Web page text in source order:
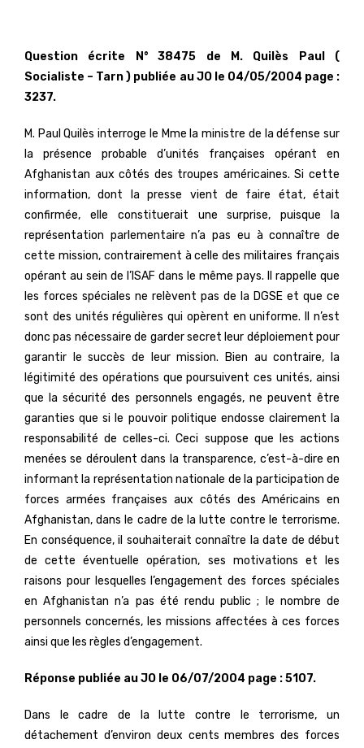
Question écrite N° 38475 de M. Quilès Paul (
Socialiste – Tarn ) publiée au JO le 04/05/2004 page :
3237.
M. Paul Quilès interroge le Mme la ministre de la défense sur
la présence probable d’unités françaises opérant en
Afghanistan aux côtés des troupes américaines. Si cette
information, dont la presse vient de faire état, était
confirmée, elle constituerait une surprise, puisque la
représentation parlementaire n’a pas eu à connaître de
cette mission, contrairement à celle des militaires français
opérant au sein de l’ISAF dans le même pays. Il rappelle que
les forces spéciales ne relèvent pas de la DGSE et que ce
sont des unités régulières qui opèrent en uniforme. Il n’est
donc pas nécessaire de garder secret leur déploiement pour
garantir le succès de leur mission. Bien au contraire, la
légitimité des opérations que poursuivent ces unités, ainsi
que la sécurité des personnels engagés, ne peuvent être
garanties que si le pouvoir politique endosse clairement la
responsabilité de celles-ci. Ceci suppose que les actions
menées se déroulent dans la transparence, c’est-à-dire en
informant la représentation nationale de la participation de
forces armées françaises aux côtés des Américains en
Afghanistan, dans le cadre de la lutte contre le terrorisme.
En conséquence, il souhaiterait connaître la date de début
de cette éventuelle opération, ses motivations et les
raisons pour lesquelles l’engagement des forces spéciales
en Afghanistan n’a pas été rendu public ; le nombre de
personnels concernés, les missions affectées à ces forces
ainsi que les règles d’engagement.
Réponse publiée au JO le 06/07/2004 page : 5107.
Dans le cadre de la lutte contre le terrorisme, un
détachement d’environ deux cents membres des forces